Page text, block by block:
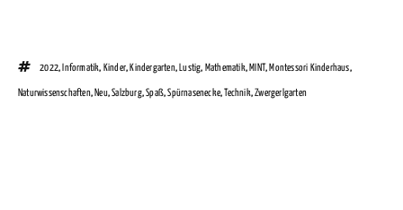
2022, Informatik, Kinder, Kindergarten, Lustig, Mathematik, MINT, Montessori Kinderhaus,
Naturwissenschaften,Neu,Salzburg,Spaß,Spürnasenecke,Technik,Zwergerlgarten